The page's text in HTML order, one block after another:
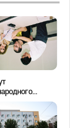
при
Кёнхи
교 국제교육원)